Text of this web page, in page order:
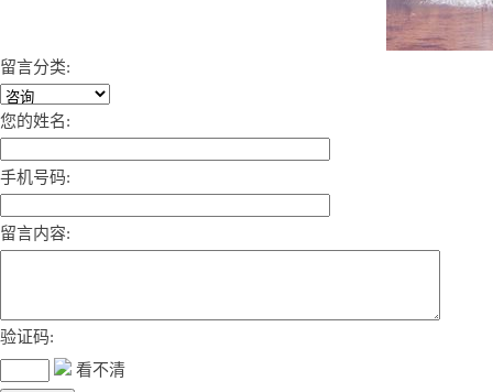
留言分类:
您的姓名:
手机号码:
留言内容:
验证码:
看不清